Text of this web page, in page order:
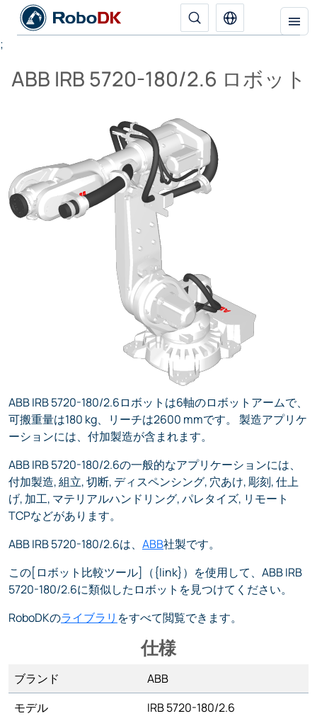
;
ABB IRB 5720-180/2.6 ロボット
ABB IRB 5720-180/2.6ロボットは6軸のロボットアームで、
可搬重量は180 kg、リーチは2600 mmです。 製造アプリケ
ーションには、付加製造が含まれます。
ABB IRB 5720-180/2.6の一般的なアプリケーションには、
付加製造, 組立, 切断, ディスペンシング, 穴あけ, 彫刻, 仕上
げ, 加工, マテリアルハンドリング, パレタイズ, リモート
TCPなどがあります。
ABB IRB 5720-180/2.6は、 ABB社製です。
この[ロボット比較ツール]（{link}）を使用して、ABB IRB
5720-180/2.6に類似したロボットを見つけてください。
RoboDKのライブラリ をすべて閲覧できます。
仕様
ブランド
ABB
モデル
IRB 5720-180/2.6